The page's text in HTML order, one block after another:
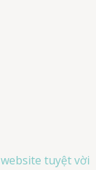
tuyệt vời